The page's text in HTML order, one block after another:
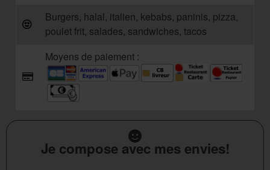
Burgers, halal, italien, kebabs, paninis, pizza,
poulet frit, salades, sandwiches, tacos
Moyens de paiement :
Je compose avec mes envies!